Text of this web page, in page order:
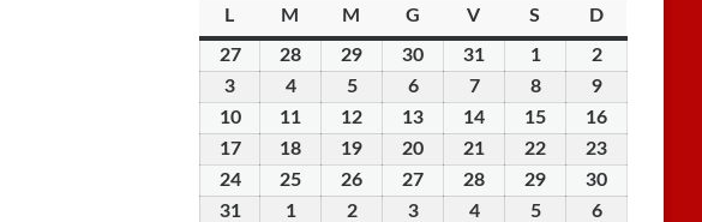
L lunedìM martedì
M mercoledì
G giovedì
V venerdì
S sabatoDdomenica
2727
Luglio
2026
28
Luglio
2026
29
Luglio
2026
30
Luglio
2026
31
Luglio
2026
11
Agosto
2026
22
Agosto
2026
3
Agosto
2026
44
Agosto
2026
55
Agosto
2026
66
Agosto
2026
77
Agosto
2026
88
Agosto
2026
99
Agosto
2026
1010
Agosto
2026
11
Agosto
2026
12
Agosto
2026
13
Agosto
2026
14
Agosto
2026
15
Agosto
2026
16
1717
Agosto
18
Agosto
19
Agosto
20
Agosto
21
Agosto
22
Agosto
23
2424
Agosto
25
Agosto
26
Agosto
27
Agosto
28
Agosto
29
Agosto
30
3131
11
22
33
44
55
66